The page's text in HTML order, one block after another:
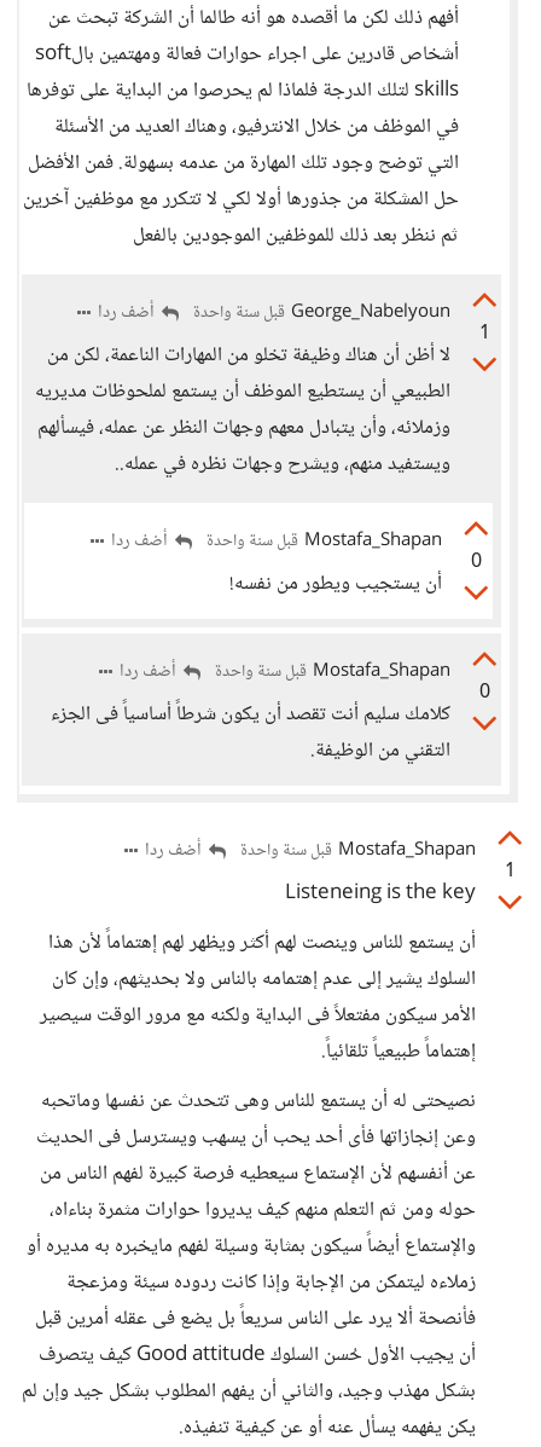
أفهم ذلك لكن ما أقصده هو أنه طالما أن الشركة تبحث عن
أشخاص قادرين على اجراء حوارات فعالة ومهتمين بالsoft
skills لتلك الدرجة فلماذا لم يحرصوا من البداية على توفرها
في الموظف من خلال الانترفيو، وهناك العديد من الأسئلة
التي توضح وجود تلك المهارة من عدمه بسهولة. فمن الأفضل
حل المشكلة من جذورها أولا لكي لا تتكرر مع موظفين آخرين
ثم ننظر بعد ذلك للموظفين الموجودين بالفعل
1
George_Nabelyoun قبل سنة واحدة أضف ردا
لا أظن أن هناك وظيفة تخلو من المهارات الناعمة، لكن من
الطبيعي أن يستطيع الموظف أن يستمع لملحوظات مديريه
وزملائه، وأن يتبادل معهم وجهات النظر عن عمله، فيسألهم
ويستفيد منهم، ويشرح وجهات نظره في عمله..
0
Mostafa_Shapan قبل سنة واحدة أضف ردا
أن يستجيب ويطور من نفسه!
0
Mostafa_Shapan قبل سنة واحدة أضف ردا
كلامك سليم أنت تقصد أن يكون شرطاً أساسياً فى الجزء
التقني من الوظيفة.
1
Mostafa_Shapan قبل سنة واحدة أضف ردا
Listeneing is the key
أن يستمع للناس وينصت لهم أكثر ويظهر لهم إهتماماً لأن هذا
السلوك يشير إلى عدم إهتمامه بالناس ولا بحديثهم، وإن كان
الأمر سيكون مفتعلاً فى البداية ولكنه مع مرور الوقت سيصير
إهتماماً طبيعياً تلقائياً.
نصيحتى له أن يستمع للناس وهى تتحدث عن نفسها وماتحبه
وعن إنجازاتها فأى أحد يحب أن يسهب ويسترسل فى الحديث
عن أنفسهم لأن الإستماع سيعطيه فرصة كبيرة لفهم الناس من
حوله ومن ثم التعلم منهم كيف يديروا حوارات مثمرة بناءاه،
والإستماع أيضاً سيكون بمثابة وسيلة لفهم مايخبره به مديره أو
زملاءه ليتمكن من الإجابة وإذا كانت ردوده سيئة ومزعجة
فأنصحة ألا يرد على الناس سريعاً بل يضع فى عقله أمرين قبل
أن يجيب الأول حُسن السلوك Good attitude كيف يتصرف
بشكل مهذب وجيد، والثاني أن يفهم المطلوب بشكل جيد وإن لم
يكن يفهمه يسأل عنه أو عن كيفية تنفيذه.